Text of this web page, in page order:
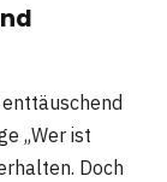
„Wer ist
Doch